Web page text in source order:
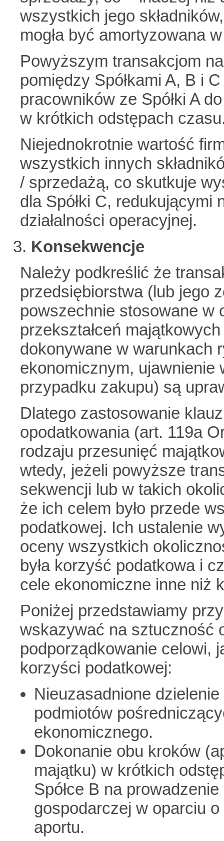
wszystkich jego
mogła być amortyzowana
Powyższym transakcjom
pomiędzy Spółkami A, B i
pracowników ze Spółki A
w krótkich odstępach
Niejednokrotnie wartość
wszystkich innych
/ sprzedażą, co skutkuje
dla Spółki C, redukującymi
działalności operacyjnej.
Konsekwencje
Należy podkreślić że
przedsiębiorstwa (lub jego
powszechnie stosowane w
przekształceń
dokonywane w warunkach
ekonomicznym, ujawnienie
przypadku zakupu) są
Dlatego zastosowanie
opodatkowania (art. 119a
rodzaju przesunięć
wtedy, jeżeli powyższe
sekwencji lub w takich
że ich celem było przede
podatkowej. Ich ustalenie
oceny wszystkich
była korzyść podatkowa i
cele ekonomiczne inne niż
Poniżej przedstawiamy
wskazywać na sztuczność
podporządkowanie celowi,
korzyści podatkowej:
Nieuzasadnione
podmiotów
ekonomicznego.
Dokonanie obu kroków
majątku) w krótkich
Spółce B na
gospodarczej w oparciu
aportu.